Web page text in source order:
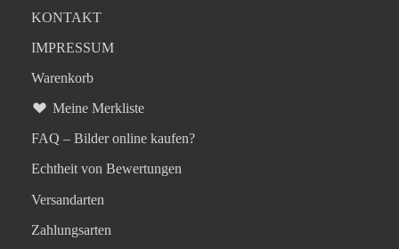
KONTAKT
IMPRESSUM
Warenkorb
Meine Merkliste
FAQ – Bilder online kaufen?
Echtheit von Bewertungen
Versandarten
Zahlungsarten